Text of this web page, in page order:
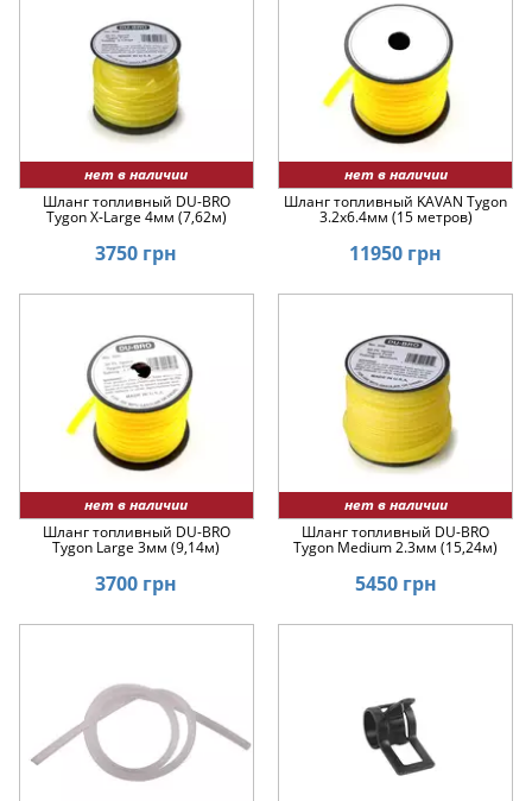
нет в наличии
Шланг топливный DU-BRO
Tygon X-Large 4мм (7,62м)
3750 грн
нет в наличии
Шланг топливный KAVAN Tygon
3.2x6.4мм (15 метров)
11950 грн
нет в наличии
Шланг топливный DU-BRO
Tygon Large 3мм (9,14м)
3700 грн
нет в наличии
Шланг топливный DU-BRO
Tygon Medium 2.3мм (15,24м)
5450 грн